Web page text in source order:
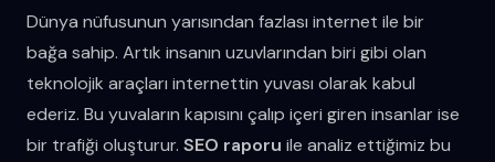
Dünya nüfusunun yarısından fazlası internet ile bir
bağa sahip. Artık insanın uzuvlarından biri gibi olan
teknolojik araçları internettin yuvası olarak kabul
ederiz. Bu yuvaların kapısını çalıp içeri giren insanlar ise
bir trafiği oluşturur. SEO raporu ile analiz ettiğimiz bu